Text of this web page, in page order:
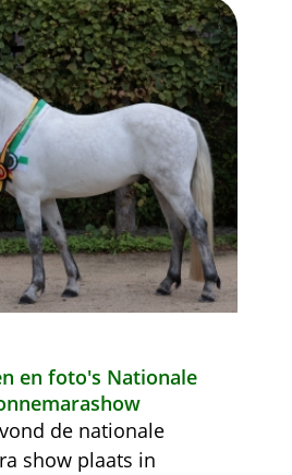
en foto's Nationale
de nationale
show plaats in